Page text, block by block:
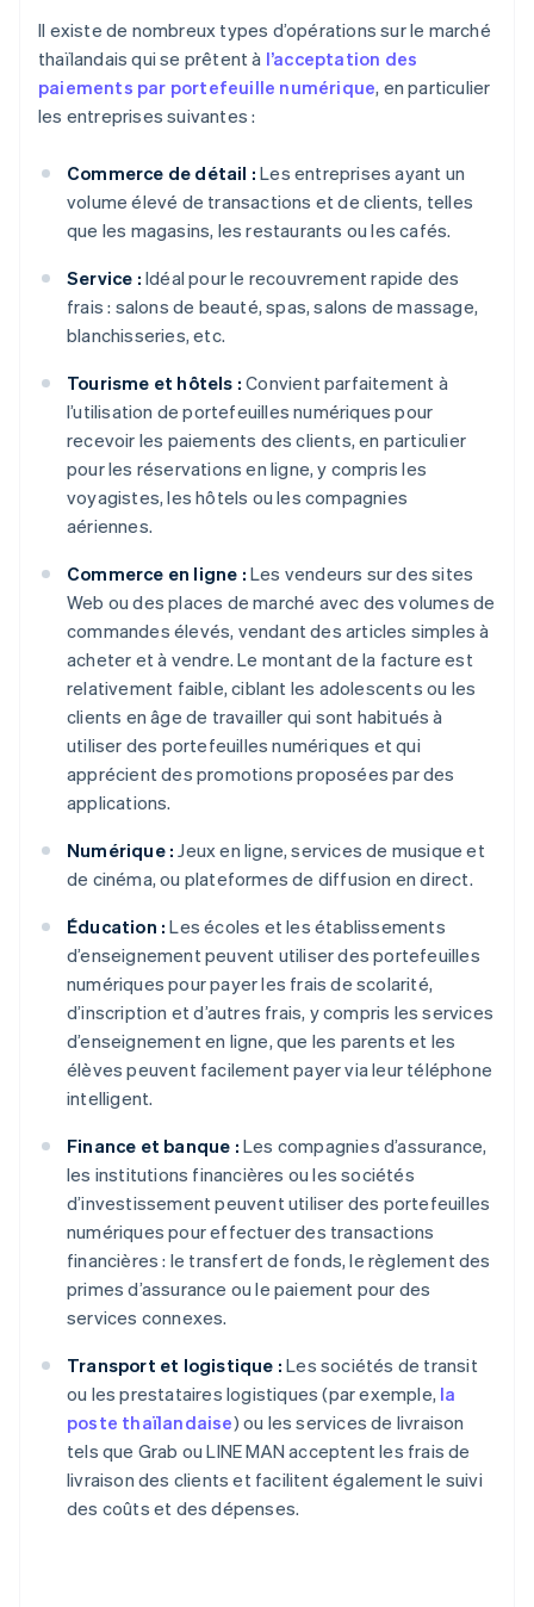
Il existe de nombreux types d’opérations sur le marché
thaïlandais qui se prêtent à l’acceptation des
paiements par portefeuille numérique, en particulier
les entreprises suivantes :
Commerce de détail : Les entreprises ayant un
volume élevé de transactions et de clients, telles
que les magasins, les restaurants ou les cafés.
Service : Idéal pour le recouvrement rapide des
frais : salons de beauté, spas, salons de massage,
blanchisseries, etc.
Tourisme et hôtels : Convient parfaitement à
l’utilisation de portefeuilles numériques pour
recevoir les paiements des clients, en particulier
pour les réservations en ligne, y compris les
voyagistes, les hôtels ou les compagnies
aériennes.
Commerce en ligne : Les vendeurs sur des sites
Web ou des places de marché avec des volumes de
commandes élevés, vendant des articles simples à
acheter et à vendre. Le montant de la facture est
relativement faible, ciblant les adolescents ou les
clients en âge de travailler qui sont habitués à
utiliser des portefeuilles numériques et qui
apprécient des promotions proposées par des
applications.
Numérique : Jeux en ligne, services de musique et
de cinéma, ou plateformes de diffusion en direct.
Éducation : Les écoles et les établissements
d’enseignement peuvent utiliser des portefeuilles
numériques pour payer les frais de scolarité,
d’inscription et d’autres frais, y compris les services
d’enseignement en ligne, que les parents et les
élèves peuvent facilement payer via leur téléphone
intelligent.
Finance et banque : Les compagnies d’assurance,
les institutions financières ou les sociétés
d’investissement peuvent utiliser des portefeuilles
numériques pour effectuer des transactions
financières : le transfert de fonds, le règlement des
primes d’assurance ou le paiement pour des
services connexes.
Transport et logistique : Les sociétés de transit
ou les prestataires logistiques (par exemple, la
poste thaïlandaise) ou les services de livraison
tels que Grab ou LINE MAN acceptent les frais de
livraison des clients et facilitent également le suivi
des coûts et des dépenses.